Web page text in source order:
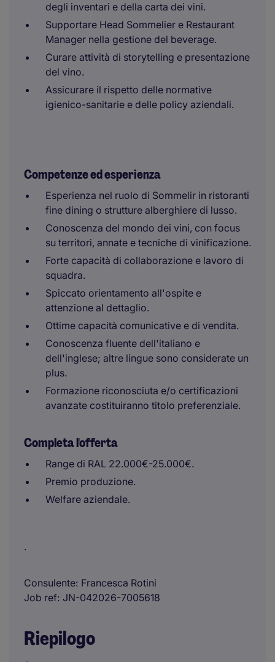
degli inventari e della carta dei vini.
Supportare Head Sommelier e Restaurant
Manager nella gestione del beverage.
Curare attività di storytelling e presentazione
del vino.
Assicurare il rispetto delle normative
igienico-sanitarie e delle policy aziendali.
Competenze ed esperienza
Esperienza nel ruolo di Sommelir in ristoranti
fine dining o strutture alberghiere di lusso.
Conoscenza del mondo dei vini, con focus
su territori, annate e tecniche di vinificazione.
Forte capacità di collaborazione e lavoro di
squadra.
Spiccato orientamento all'ospite e
attenzione al dettaglio.
Ottime capacità comunicative e di vendita.
Conoscenza fluente dell'italiano e
dell'inglese; altre lingue sono considerate un
plus.
Formazione riconosciuta e/o certificazioni
avanzate costituiranno titolo preferenziale.
Completa l'offerta
Range di RAL 22.000€-25.000€.
Premio produzione.
Welfare aziendale.
.
Consulente Francesca Rotini
Job ref JN-042026-7005618
Riepilogo